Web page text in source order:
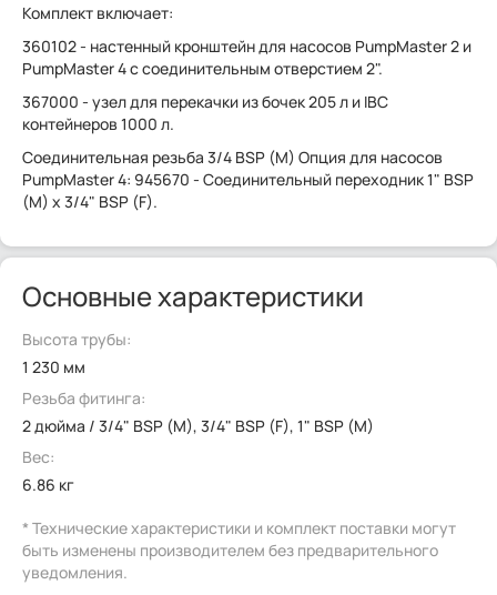
Комплект включает:
360102 - настенный кронштейн для насосов PumpMaster 2 и
PumpMaster 4 с соединительным отверстием 2".
367000 - узел для перекачки из бочек 205 л и IBC
контейнеров 1000 л.
Соединительная резьба 3/4 BSP (M) Опция для насосов
PumpMaster 4: 945670 - Соединительный переходник 1" BSP
(M) x 3/4" BSP (F).
Основные характеристики
Высота трубы:
1 230 мм
Резьба фитинга:
2 дюйма / 3/4" BSP (M), 3/4" BSP (F), 1" BSP (M)
Вес:
6.86 кг
* Технические характеристики и комплект поставки могут
быть изменены производителем без предварительного
уведомления.